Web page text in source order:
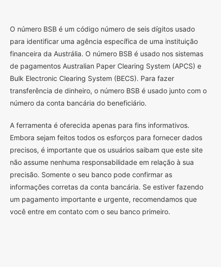
O número BSB é um código número de seis dígitos usado
para identificar uma agência específica de uma instituição
financeira da Austrália. O número BSB é usado nos sistemas
de pagamentos Australian Paper Clearing System (APCS) e
Bulk Electronic Clearing System (BECS). Para fazer
transferência de dinheiro, o número BSB é usado junto com o
número da conta bancária do beneficiário.
A ferramenta é oferecida apenas para fins informativos.
Embora sejam feitos todos os esforços para fornecer dados
precisos, é importante que os usuários saibam que este site
não assume nenhuma responsabilidade em relação à sua
precisão. Somente o seu banco pode confirmar as
informações corretas da conta bancária. Se estiver fazendo
um pagamento importante e urgente, recomendamos que
você entre em contato com o seu banco primeiro.